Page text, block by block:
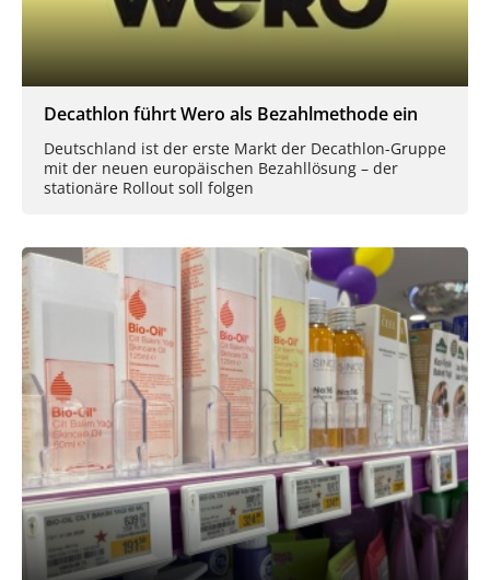
Decathlon führt Wero als Bezahlmethode ein
Deutschland ist der erste Markt der Decathlon-Gruppe
mit der neuen europäischen Bezahllösung – der
stationäre Rollout soll folgen